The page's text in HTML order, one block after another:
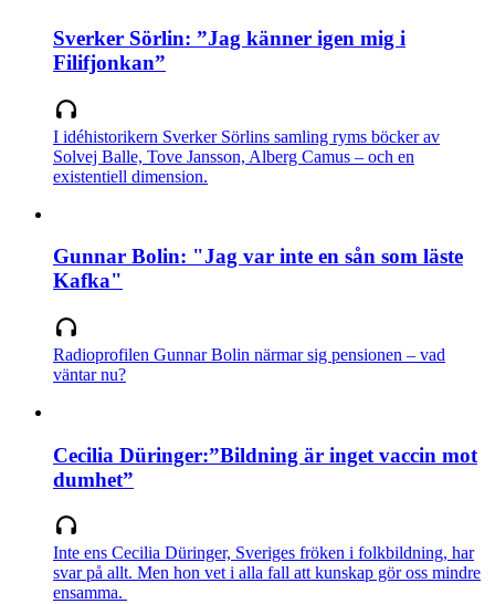
Sverker Sörlin: ”Jag känner igen mig i
Filifjonkan”
I idéhistorikern Sverker Sörlins samling ryms böcker av
Solvej Balle, Tove Jansson, Alberg Camus – och en
existentiell dimension.
Gunnar Bolin: "Jag var inte en sån som läste
Kafka"
Radioprofilen Gunnar Bolin närmar sig pensionen – vad
väntar nu?
Cecilia Düringer:”Bildning är inget vaccin mot
dumhet”
Inte ens Cecilia Düringer, Sveriges fröken i folkbildning, har
svar på allt. Men hon vet i alla fall att kunskap gör oss mindre
ensamma.